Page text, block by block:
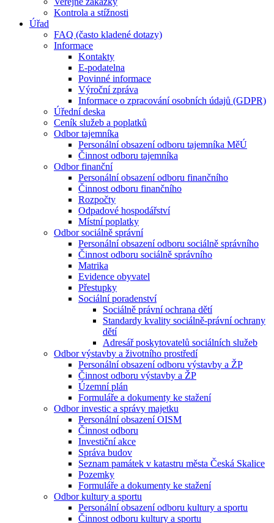
Kontrola a stížnosti
Úřad
FAQ (často kladené dotazy)
Informace
Kontakty
E-podatelna
Povinné informace
Výroční zpráva
Informace o zpracování osobních údajů (GDPR)
Úřední deska
Ceník služeb a poplatků
Odbor tajemníka
Personální obsazení odboru tajemníka MěÚ
Činnost odboru tajemníka
Odbor finanční
Personální obsazení odboru finančního
Činnost odboru finančního
Rozpočty
Odpadové hospodářství
Místní poplatky
Odbor sociálně správní
Personální obsazení odboru sociálně správního
Činnost odboru sociálně správního
Matrika
Evidence obyvatel
Přestupky
Sociální poradenství
Sociálně právní ochrana dětí
Standardy kvality sociálně-právní ochrany
dětí
Adresář poskytovatelů sociálních služeb
Odbor výstavby a životního prostředí
Personální obsazení odboru výstavby a ŽP
Činnost odboru výstavby a ŽP
Územní plán
Formuláře a dokumenty ke stažení
Odbor investic a správy majetku
Personální obsazení OISM
Činnost odboru
Investiční akce
Správa budov
Seznam památek v katastru města Česká Skalice
Pozemky
Formuláře a dokumenty ke stažení
Odbor kultury a sportu
Personální obsazení odboru kultury a sportu
Činnost odboru kultury a sportu